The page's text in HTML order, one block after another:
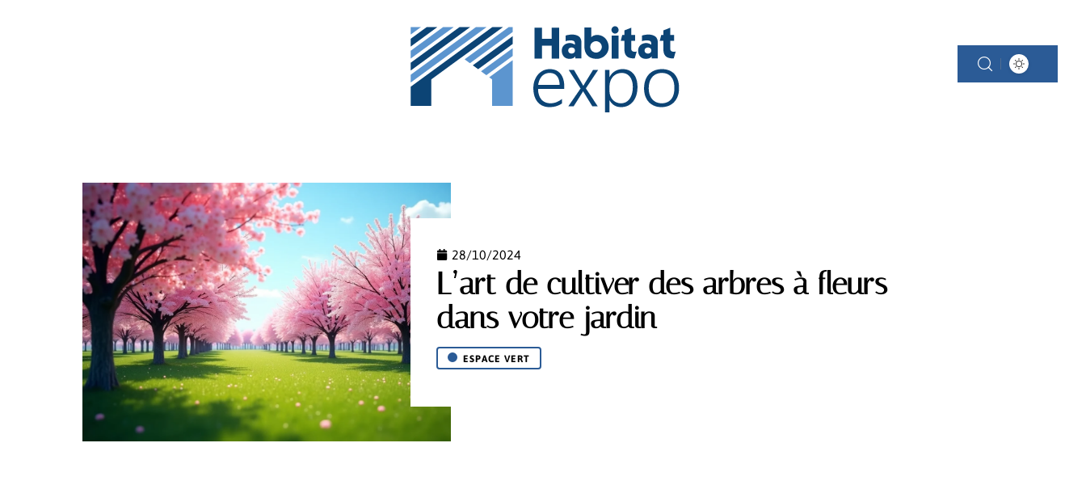
28/10/2024
L’art de cultiver des arbres à fleurs
dans votre jardin
ESPACE VERT